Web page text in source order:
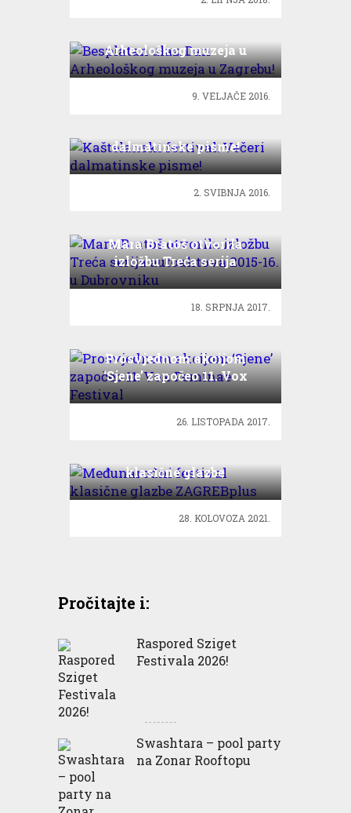
Arheološkog muzeja u
Zagrebu!
9. VELJAČE 2016.
dalmatinske pisme!
2. SVIBNJA 2016.
Mara Bratoš otvorila
izložbu Treća serija
autoaktova 2015-16. u
18. SRPNJA 2017.
Prosvjednom akcijom
‘Sjene’ započeo 11. Vox
Feminae Festival
26. LISTOPADA 2017.
klasične glazbe
ZAGREBplus
28. KOLOVOZA 2021.
Pročitajte i:
Raspored Sziget
Festivala 2026!
Swashtara – pool party
na Zonar Rooftopu